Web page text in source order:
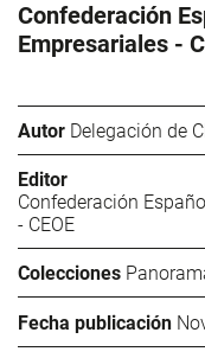
Confederación
Empresariales -
Autor Delegación de
Editor
Confederación
- CEOE
Colecciones
Fecha publicación